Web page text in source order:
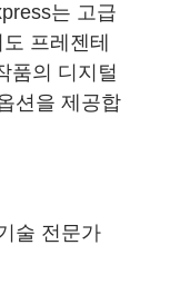
는 고급
프레젠테
품의 디지털
션을 제공합
술 전문가